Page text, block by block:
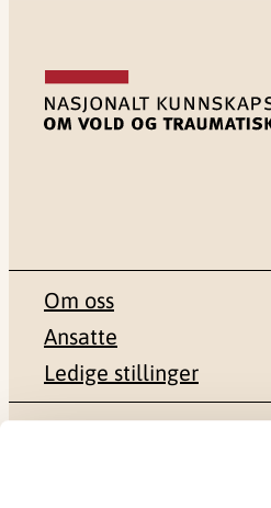
Om oss
Ansatte
Ledige stillinger